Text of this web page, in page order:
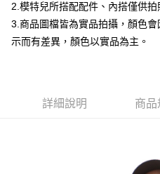
上海商業儲蓄銀行
國泰世華商業銀行
臺灣中小企業銀行
玉山商業銀行
台新國際商業銀行
LINE Pay
Apple Pay
Google Pay
2.模特兒所搭配配件、內搭僅供拍
3.商品圖檔皆為實品拍攝，顏色
示而有差異，顏色以實品為主。
詳細說明 商品